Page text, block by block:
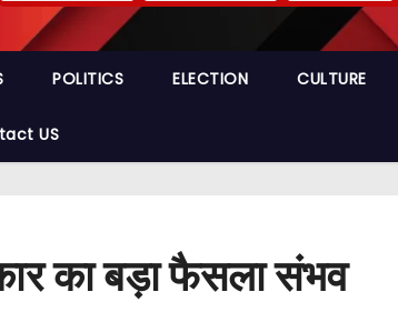
POLITICS ELECTION CULTURE
US
का बड़ा फैसला संभव